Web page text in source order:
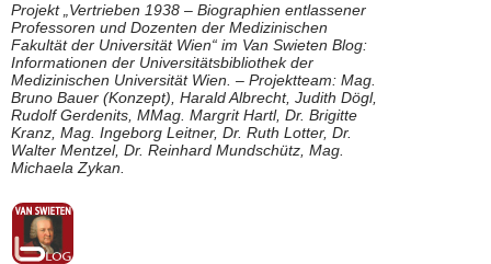
Projekt „Vertrieben 1938 – Biographien entlassener
Professoren und Dozenten der Medizinischen
Fakultät der Universität Wien“ im Van Swieten Blog:
Informationen der Universitätsbibliothek der
Medizinischen Universität Wien. – Projektteam: Mag.
Bruno Bauer (Konzept), Harald Albrecht, Judith Dögl,
Rudolf Gerdenits, MMag. Margrit Hartl, Dr. Brigitte
Kranz, Mag. Ingeborg Leitner, Dr. Ruth Lotter, Dr.
Walter Mentzel, Dr. Reinhard Mundschütz, Mag.
Michaela Zykan.